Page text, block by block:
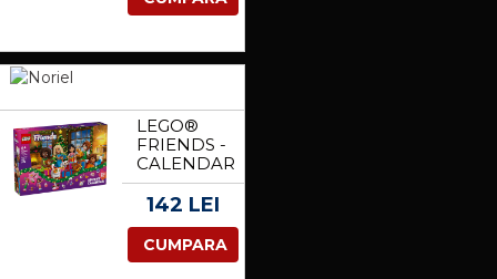
LEGO®
FRIENDS -
CALENDAR
DE
ADVENT
(42668)
142 LEI
CUMPARA